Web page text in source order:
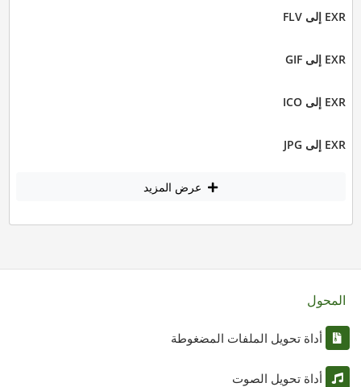
EXR إلى FLV
EXR إلى GIF
EXR إلى ICO
EXR إلى JPG
عرض المزيد
المحول
أداة تحويل الملفات المضغوطة
أداة تحويل الصوت